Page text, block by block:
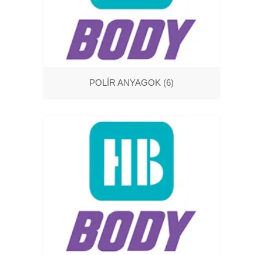
POLÍR ANYAGOK (6)